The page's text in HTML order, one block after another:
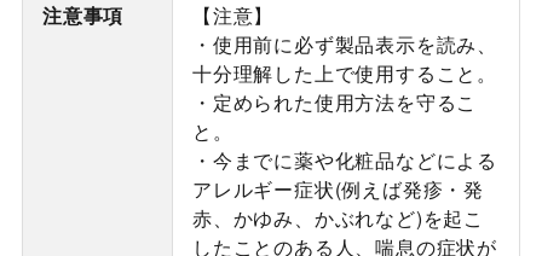
注意事項
【注意】
・使用前に必ず製品表示を読み、
十分理解した上で使用すること。
・定められた使用方法を守るこ
と。
・今までに薬や化粧品などによる
アレルギー症状(例えば発疹・発
赤、かゆみ、かぶれなど)を起こ
したことのある人、喘息の症状が